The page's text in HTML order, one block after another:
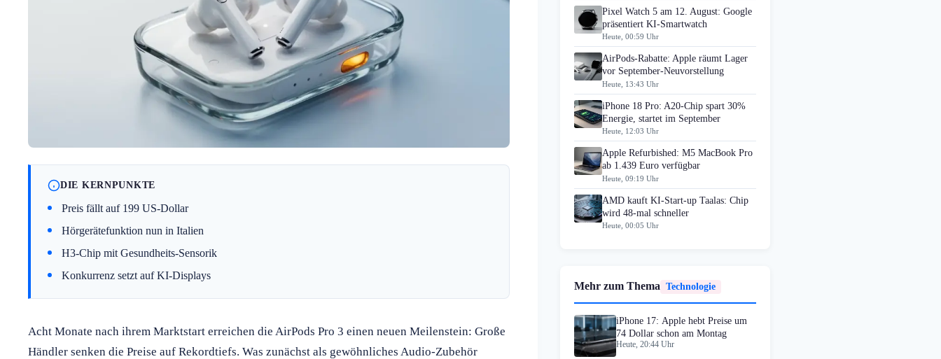
DIE KERNPUNKTE
Preis fällt auf 199 US-Dollar
Hörgerätefunktion nun in Italien
H3-Chip mit Gesundheits-Sensorik
Konkurrenz setzt auf KI-Displays
Acht Monate nach ihrem Marktstart erreichen die AirPods Pro 3 einen neuen Meilenstein: Große
Händler senken die Preise auf Rekordtiefs. Was zunächst als gewöhnliches Audio-Zubehör
Pixel Watch 5 am 12. August: Google
präsentiert KI-Smartwatch
Heute, 00:59 Uhr
AirPods-Rabatte: Apple räumt Lager
vor September-Neuvorstellung
Heute, 13:43 Uhr
iPhone 18 Pro: A20-Chip spart 30%
Energie, startet im September
Heute, 12:03 Uhr
Apple Refurbished: M5 MacBook Pro
ab 1.439 Euro verfügbar
Heute, 09:19 Uhr
AMD kauft KI-Start-up Taalas: Chip
wird 48-mal schneller
Heute, 00:05 Uhr
Mehr zum Thema Technologie
iPhone 17: Apple hebt Preise um
74 Dollar schon am Montag
Heute, 20:44 Uhr